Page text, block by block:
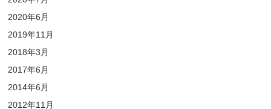
2020年6月
2019年11月
2018年3月
2017年6月
2014年6月
2012年11月